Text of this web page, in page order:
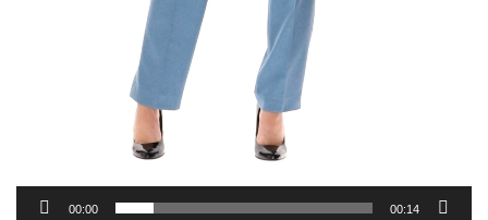
00:00 00:14